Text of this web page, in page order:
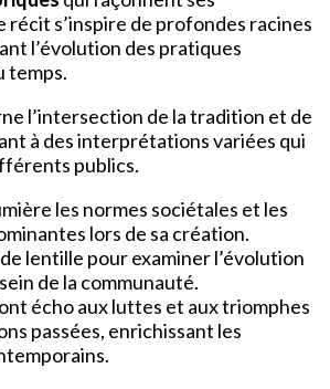
s’inspire de profondes racines
l’évolution des pratiques
temps.
l’intersection de la tradition et de
à des interprétations variées qui
publics.
les normes sociétales et les
lors de sa création.
lentille pour examiner l’évolution
de la communauté.
écho aux luttes et aux triomphes
passées, enrichissant les